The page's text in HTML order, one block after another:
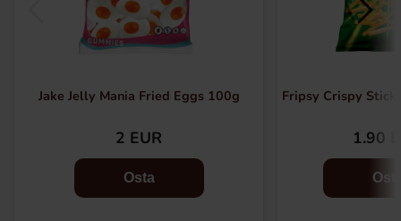
Jake Jelly Mania Fried Eggs 100g
2 EUR
Osta
Fripsy Crispy
1.90